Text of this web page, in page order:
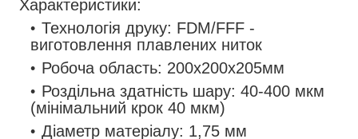
Характеристики:
Технологія друку: FDM/FFF -
виготовлення плавлених ниток
Робоча область: 200x200x205мм
Роздільна здатність шару: 40-400 мкм
(мінімальний крок 40 мкм)
Діаметр матеріалу: 1,75 мм